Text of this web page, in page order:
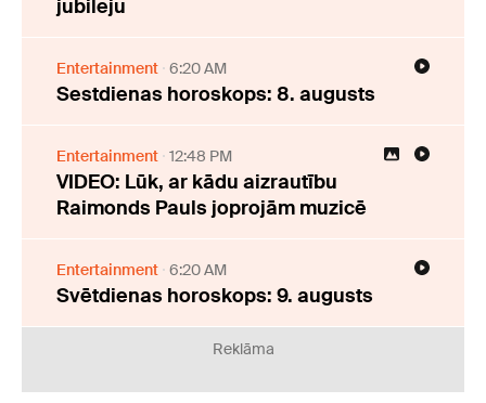
jubileju
Entertainment 6:20 AM
Sestdienas horoskops: 8. augusts
Entertainment 12:48 PM
VIDEO: Lūk, ar kādu aizrautību
Raimonds Pauls joprojām muzicē
Entertainment 6:20 AM
Svētdienas horoskops: 9. augusts
Reklāma